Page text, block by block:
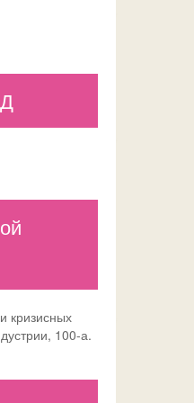
кризисных
100-а.